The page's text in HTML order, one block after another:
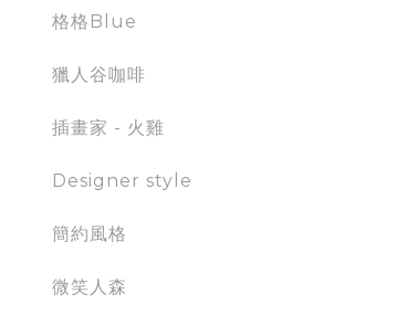
格格Blue
獵人谷咖啡
插畫家 - 火雞
Designer style
簡約風格
微笑人森